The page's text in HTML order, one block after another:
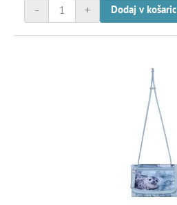
+
- Dodaj v